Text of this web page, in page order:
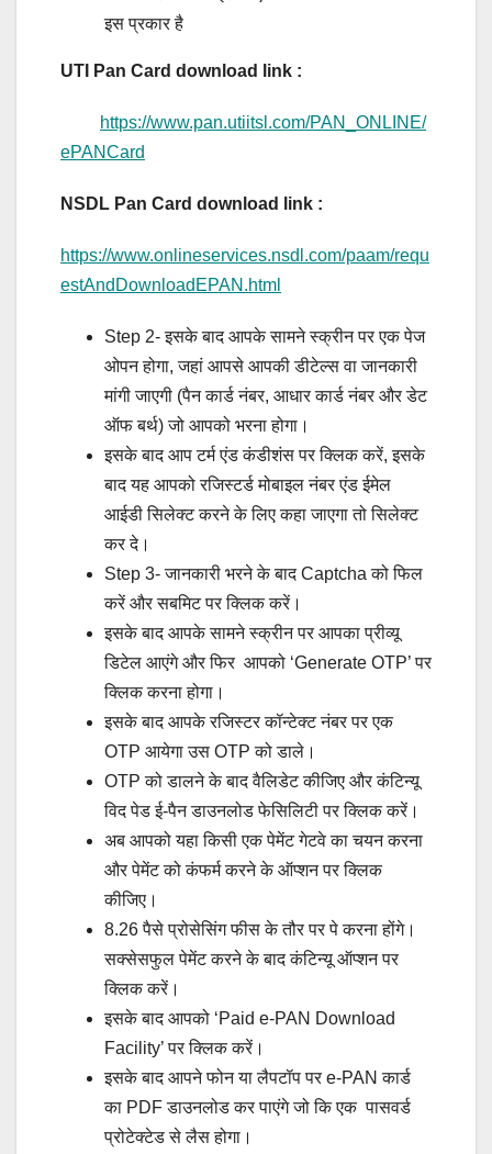
इस प्रकार है
UTI Pan Card download link :
https://www.pan.utiitsl.com/PAN_ONLINE/
ePANCard
NSDL Pan Card download link :
https://www.onlineservices.nsdl.com/paam/requ
estAndDownloadEPAN.html
Step 2- इसके बाद आपके सामने स्क्रीन पर एक पेज
ओपन होगा, जहां आपसे आपकी डीटेल्स वा जानकारी
मांगी जाएगी (पैन कार्ड नंबर, आधार कार्ड नंबर और डेट
ऑफ बर्थ) जो आपको भरना होगा।
इसके बाद आप टर्म एंड कंडीशंस पर क्लिक करें, इसके
बाद यह आपको रजिस्टर्ड मोबाइल नंबर एंड ईमेल
आईडी सिलेक्ट करने के लिए कहा जाएगा तो सिलेक्ट
कर दे।
Step 3- जानकारी भरने के बाद Captcha को फिल
करें और सबमिट पर क्लिक करें।
इसके बाद आपके सामने स्क्रीन पर आपका प्रीव्यू
डिटेल आएंगे और फिर आपको ‘Generate OTP’ पर
क्लिक करना होगा।
इसके बाद आपके रजिस्टर कॉन्टेक्ट नंबर पर एक
OTP आयेगा उस OTP को डाले।
OTP को डालने के बाद वैलिडेट कीजिए और कंटिन्यू
विद पेड ई-पैन डाउनलोड फेसिलिटी पर क्लिक करें।
अब आपको यहा किसी एक पेमेंट गेटवे का चयन करना
और पेमेंट को कंफर्म करने के ऑप्शन पर क्लिक
कीजिए।
8.26 पैसे प्रोसेसिंग फीस के तौर पर पे करना होंगे।
सक्सेसफुल पेमेंट करने के बाद कंटिन्यू ऑप्शन पर
क्लिक करें।
इसके बाद आपको ‘Paid e-PAN Download
Facility’ पर क्लिक करें।
इसके बाद आपने फोन या लैपटॉप पर e-PAN कार्ड
का PDF डाउनलोड कर पाएंगे जो कि एक पासवर्ड
प्रोटेक्टेड से लैस होगा।